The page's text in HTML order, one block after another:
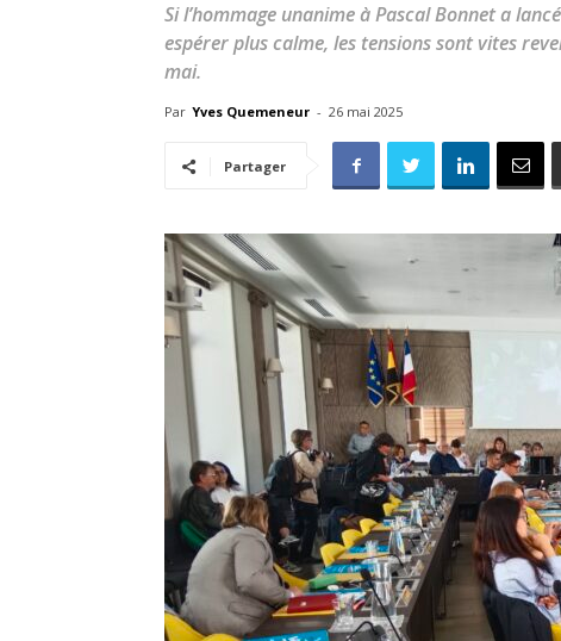
Si l’hommage unanime à Pascal Bonnet a
espérer plus calme, les tensions sont vites
mai.
Par Yves Quemeneur - 26 mai 2025
Partager